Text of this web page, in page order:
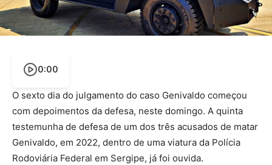
0:00
O sexto dia do julgamento do caso Genivaldo começou
com depoimentos da defesa, neste domingo. A quinta
testemunha de defesa de um dos três acusados de matar
Genivaldo, em 2022, dentro de uma viatura da Polícia
Rodoviária Federal em Sergipe, já foi ouvida.